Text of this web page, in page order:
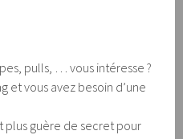
pulls, … vous intéresse ?
et vous avez besoin d’une
plus guère de secret pour